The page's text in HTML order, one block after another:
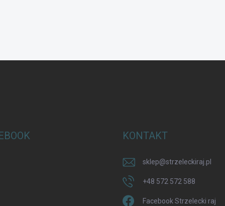
KONTAKT
sklep@strzeleckiraj.pl
+48 572 572 588
Facebook Strzelecki raj